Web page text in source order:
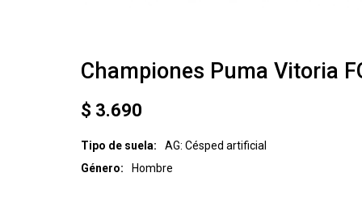
Championes Puma Vitoria
$ 3.690
Tipo de suela
AG: Césped artificial
Género
Hombre